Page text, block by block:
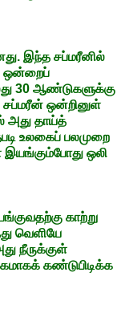
இந்த சப்மரீனில்
ஒன்றைப்
30 ஆண்டுகளுக்கு
சப்மரீன் ஒன்றினுள்
அது தாய்த்
உலகைப் பலமுறை
இயங்கும்போது ஒலி
காற்று
வெளியே
நீருக்குள்
கண்டுபிடிக்க